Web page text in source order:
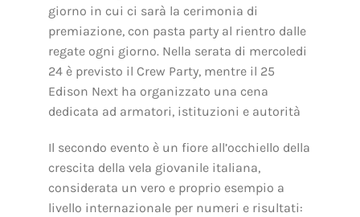
giorno in cui ci sarà la cerimonia di
premiazione, con pasta party al rientro dalle
regate ogni giorno. Nella serata di mercoledi
24 è previsto il Crew Party, mentre il 25
Edison Next ha organizzato una cena
dedicata ad armatori, istituzioni e autorità
Il secondo evento è un fiore all’occhiello della
crescita della vela giovanile italiana,
considerata un vero e proprio esempio a
livello internazionale per numeri e risultati: